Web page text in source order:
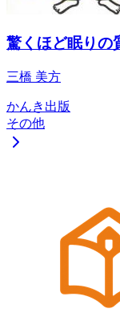
驚くほど眠りの
三橋 美方
かんき出版
その他